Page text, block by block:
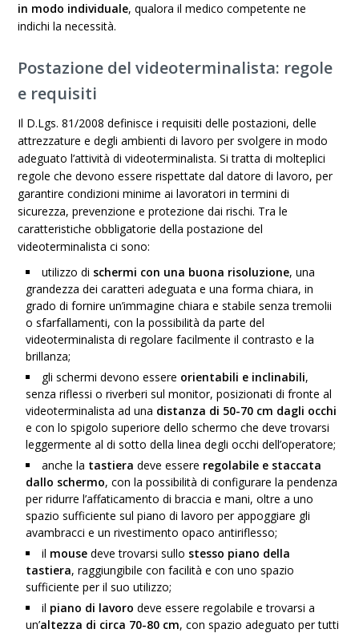
in modo individuale, qualora il medico competente ne
indichi la necessità.
Postazione del videoterminalista: regole
e requisiti
Il D.Lgs. 81/2008 definisce i requisiti delle postazioni, delle
attrezzature e degli ambienti di lavoro per svolgere in modo
adeguato l’attività di videoterminalista. Si tratta di molteplici
regole che devono essere rispettate dal datore di lavoro, per
garantire condizioni minime ai lavoratori in termini di
sicurezza, prevenzione e protezione dai rischi. Tra le
caratteristiche obbligatorie della postazione del
videoterminalista ci sono:
utilizzo di schermi con una buona risoluzione, una
grandezza dei caratteri adeguata e una forma chiara, in
grado di fornire un’immagine chiara e stabile senza tremolii
o sfarfallamenti, con la possibilità da parte del
videoterminalista di regolare facilmente il contrasto e la
brillanza;
gli schermi devono essere orientabili e inclinabili,
senza riflessi o riverberi sul monitor, posizionati di fronte al
videoterminalista ad una distanza di 50-70 cm dagli occhi
e con lo spigolo superiore dello schermo che deve trovarsi
leggermente al di sotto della linea degli occhi dell’operatore;
anche la tastiera deve essere regolabile e staccata
dallo schermo, con la possibilità di configurare la pendenza
per ridurre l’affaticamento di braccia e mani, oltre a uno
spazio sufficiente sul piano di lavoro per appoggiare gli
avambracci e un rivestimento opaco antiriflesso;
il mouse deve trovarsi sullo stesso piano della
tastiera, raggiungibile con facilità e con uno spazio
sufficiente per il suo utilizzo;
il piano di lavoro deve essere regolabile e trovarsi a
un’altezza di circa 70-80 cm, con spazio adeguato per tutti